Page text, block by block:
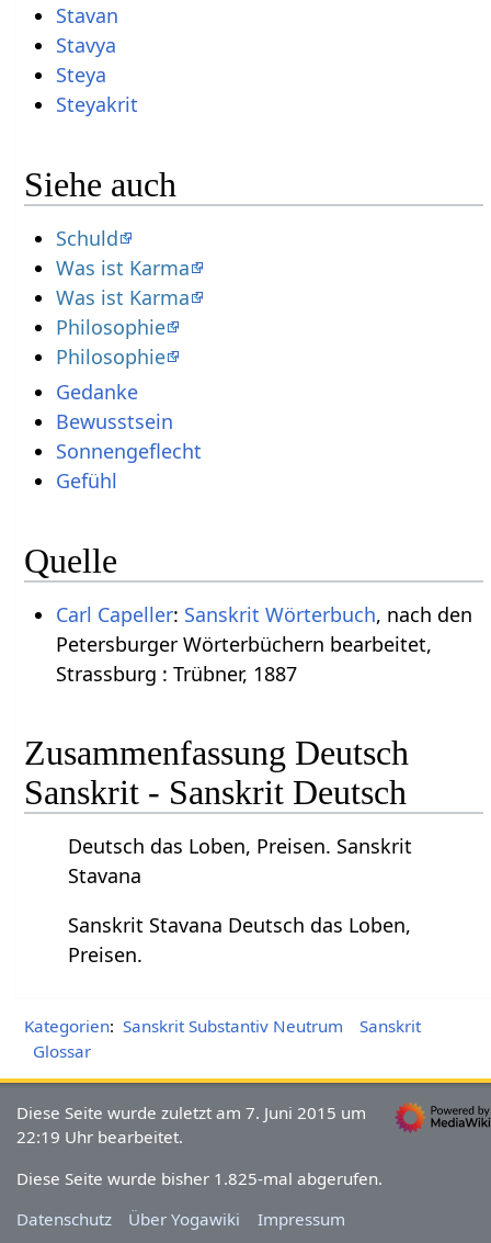
Stavan
Stavya
Steya
Steyakrit
Siehe auch
Schuld
Was ist Karma
Was ist Karma
Philosophie
Philosophie
Gedanke
Bewusstsein
Sonnengeflecht
Gefühl
Quelle
Carl Capeller: Sanskrit Wörterbuch, nach den
Petersburger Wörterbüchern bearbeitet,
Strassburg : Trübner, 1887
Zusammenfassung Deutsch
Sanskrit - Sanskrit Deutsch
Deutsch das Loben, Preisen. Sanskrit
Stavana
Sanskrit Stavana Deutsch das Loben,
Preisen.
Kategorien: Sanskrit Substantiv Neutrum
Sanskrit
Glossar
Diese Seite wurde zuletzt am 7. Juni 2015 um
22:19 Uhr bearbeitet.
Diese Seite wurde bisher 1.825-mal abgerufen.
Datenschutz
Über Yogawiki Impressum